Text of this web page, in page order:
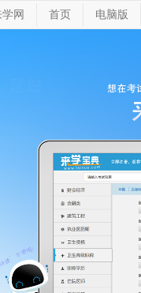
网 首页 电脑版